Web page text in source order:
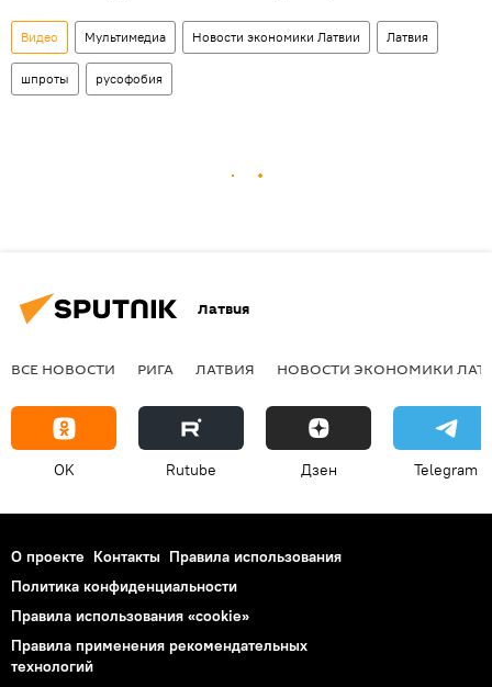
Видео Мультимедиа Новости экономики Латвии Латвия
шпроты русофобия
Латвия
ВСЕ НОВОСТИ РИГА ЛАТВИЯ НОВОСТИ ЭКОНОМИКИ
OK Rutube Дзен Telegram
О проекте Контакты Правила использования
Политика конфиденциальности
Правила использования «cookie»
Правила применения рекомендательных
технологий